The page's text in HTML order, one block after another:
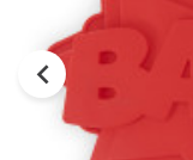
